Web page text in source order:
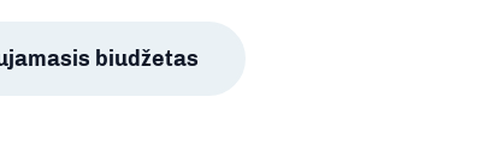
biudžetas